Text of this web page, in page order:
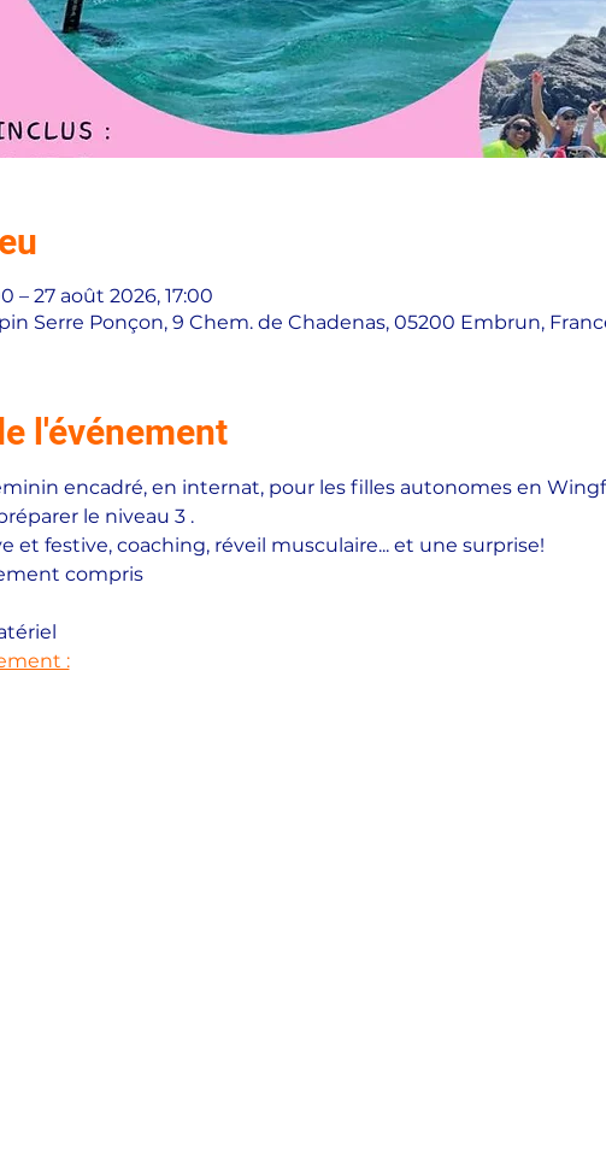
– 27 août 2026, 17:00
Serre Ponçon, 9 Chem. de Chadenas, 05200 Embrun,
l'événement
encadré, en internat, pour les filles autonomes en
le niveau 3 .
et festive, coaching, réveil musculaire... et une surprise!
compris
: